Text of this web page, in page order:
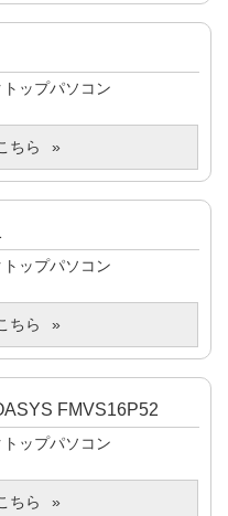
ップパソコン
ちら
ップパソコン
ちら
FMVS16P52
ップパソコン
ちら